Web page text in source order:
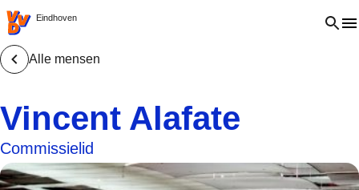
VVD.nl - Ga naar de homepage
Eindhoven Open
Alle mensen
Vincent Alafate
Commissielid